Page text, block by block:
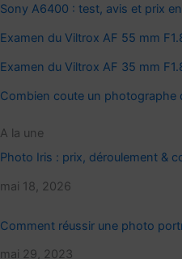
Sony A6400 : test, avis et prix
Examen du Viltrox AF 55 mm
Examen du Viltrox AF 35 mm
Combien coute un photographe
A la une
Photo Iris : prix, déroulement &
Date
mai 18, 2026
Comment réussir une photo
Date
mai 29, 2023